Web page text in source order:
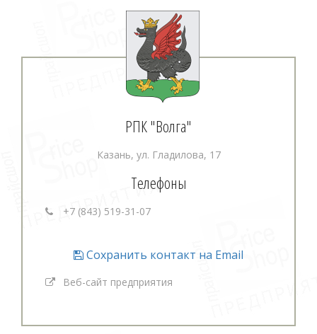
РПК "Волга"
Казань, ул. Гладилова, 17
Телефоны
+7 (843) 519-31-07
Сохранить контакт на Email
Веб-сайт предприятия